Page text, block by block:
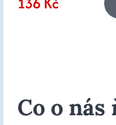
Co o